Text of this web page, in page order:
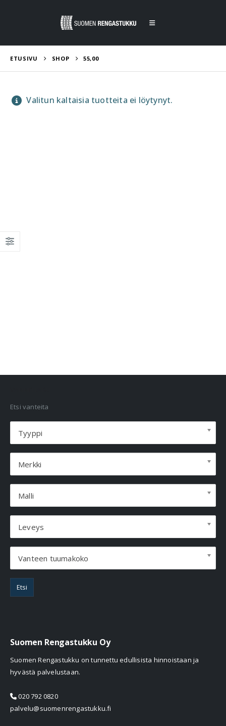
ETUSIVU SHOP 55,00
Valitun kaltaisia tuotteita ei löytynyt.
Etsi vanteita
Tyyppi
Merkki
Malli
Leveys
Vanteen tuumakoko
Etsi
Suomen Rengastukku Oy
Suomen Rengastukku on tunnettu edullisista hinnoistaan ja
hyvästä palvelustaan.
020 792 0820
palvelu@suomenrengastukku.fi